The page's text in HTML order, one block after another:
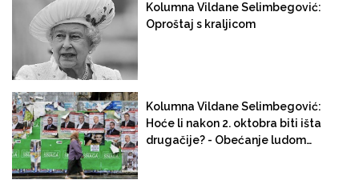
Kolumna Vildane Selimbegović:
Oproštaj s kraljicom
Kolumna Vildane Selimbegović:
Hoće li nakon 2. oktobra biti išta
drugačije? - Obećanje ludom